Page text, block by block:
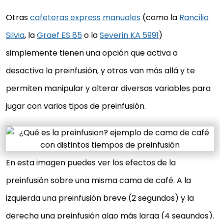
Otrascafeteras express manuales (como la Rancilio
Silvia, laGraef ES 85o laSeverin KA 5991)
simplemente tienen una opción que activa o
desactiva la preinfusión, y otras van más allá y te
permiten manipular y alterar diversas variables para
jugar con varios tipos de preinfusión.
En esta imagen puedes ver los efectos de la
preinfusión sobre una misma cama de café. A la
izquierda una preinfusión breve (2 segundos) y la
derecha una preinfusión algo más larga (4 segundos).